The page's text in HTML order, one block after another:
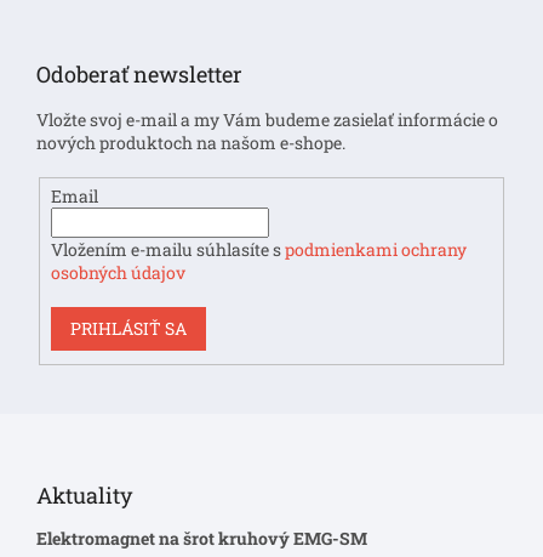
Odoberať newsletter
Vložte svoj e-mail a my Vám budeme zasielať informácie o
nových produktoch na našom e-shope.
Email
Vložením e-mailu súhlasíte spodmienkami ochrany
osobných údajov
PRIHLÁSIŤ SA
Aktuality
Elektromagnet na šrot kruhový EMG-SM